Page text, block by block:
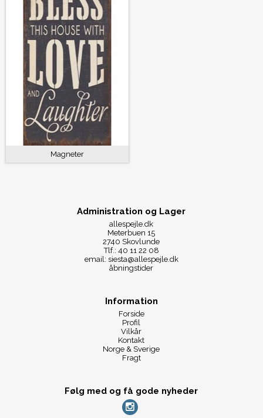
Magneter
Administration og Lager
allespejle.dk
Meterbuen 15
2740 Skovlunde
Tlf.: 40 11 22 08
email: siesta@allespejle.dk
åbningstider
Information
Forside
Profil
Vilkår
Kontakt
Norge & Sverige
Fragt
Følg med og få gode nyheder